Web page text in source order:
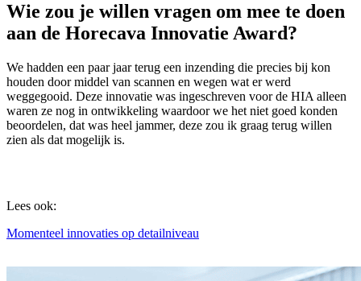
Wie zou je willen vragen om mee te doen
aan de Horecava Innovatie Award?
We hadden een paar jaar terug een inzending die precies bij kon
houden door middel van scannen en wegen wat er werd
weggegooid. Deze innovatie was ingeschreven voor de HIA alleen
waren ze nog in ontwikkeling waardoor we het niet goed konden
beoordelen, dat was heel jammer, deze zou ik graag terug willen
zien als dat mogelijk is.
Lees ook:
Momenteel innovaties op detailniveau